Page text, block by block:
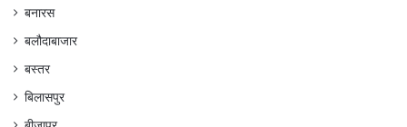
बनारस
बलौदाबाजार
बस्तर
बिलासपुर